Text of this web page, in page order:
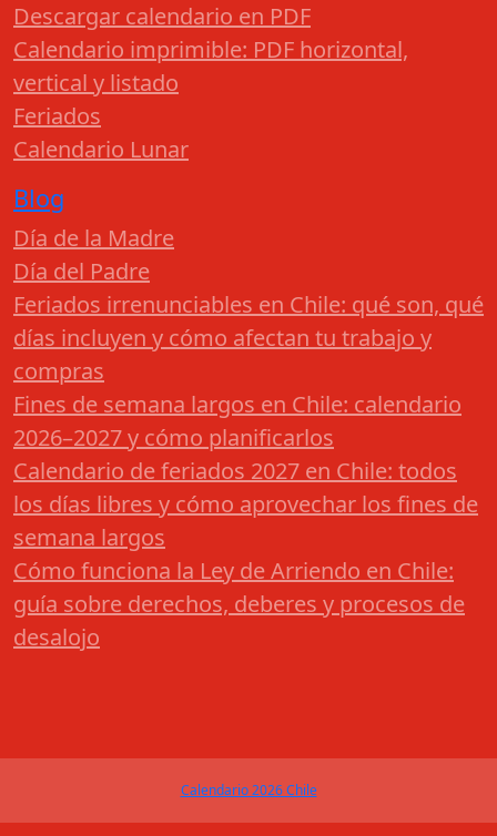
Descargar calendario en PDF
Calendario imprimible: PDF horizontal,
vertical y listado
Feriados
Calendario Lunar
Blog
Día de la Madre
Día del Padre
Feriados irrenunciables en Chile: qué son, qué
días incluyen y cómo afectan tu trabajo y
compras
Fines de semana largos en Chile: calendario
2026–2027 y cómo planificarlos
Calendario de feriados 2027 en Chile: todos
los días libres y cómo aprovechar los fines de
semana largos
Cómo funciona la Ley de Arriendo en Chile:
guía sobre derechos, deberes y procesos de
desalojo
Calendario 2026 Chile